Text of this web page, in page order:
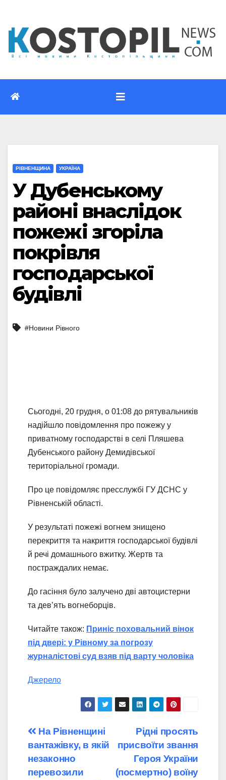
вмісту
РІВНЕНЩИНА УКРАЇНА
У Дубенському
районі внаслідок
пожежі згоріла
покрівля
господарської
будівлі
#Новини Рівного
Сьогодні, 20 грудня, о 01:08 до рятувальників
надійшло повідомлення про пожежу у
приватному господарстві в селі Пляшева
Дубенського району Демидівської
територіальної громади.
Про це повідомляє пресслужбі ГУ ДСНС у
Рівненській області.
У результаті пожежі вогнем знищено
перекриття та накриття господарської будівлі
й речі домашнього вжитку. Жертв та
постраждалих немає.
До гасіння було залучено дві автоцистерни
та дев’ять вогнеборців.
Читайте також: Приніс поховальний вінок
під двері: у Рівному за погрозу
журналістові суд взяв під варту чоловіка
Джерело
Навігація
записів
Рідні просять
присвоїти звання
Героя України
(посмертно) воїну
На Рівненщині
вантажівку, в якій
незаконно
перевозили